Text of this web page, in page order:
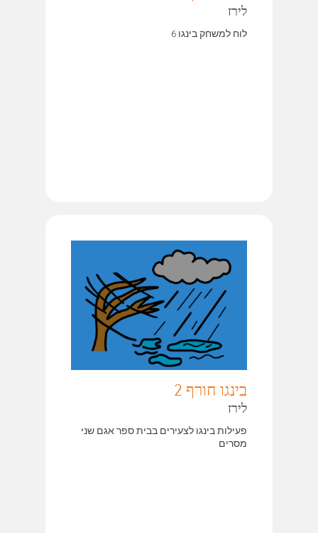
לירז
לוח למשחק בינגו 6
בינגו חורף 2
לירז
פעילות בינגו לצעירים בבית ספר אגם שני
מסרים